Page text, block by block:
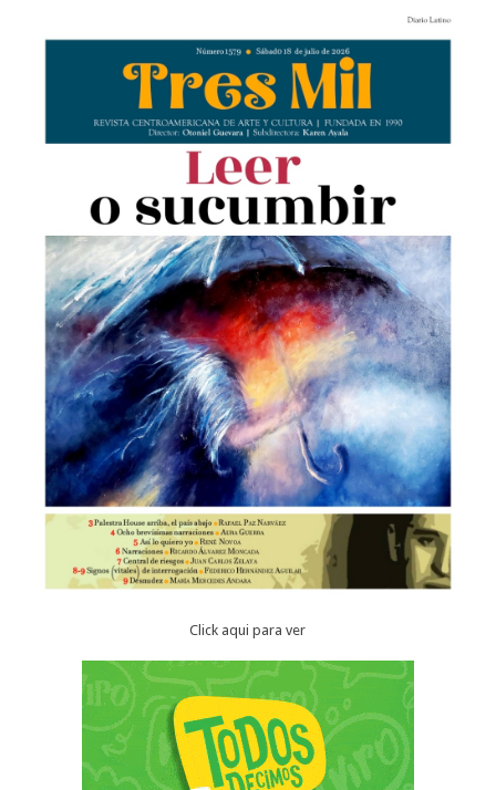
Click aqui para ver